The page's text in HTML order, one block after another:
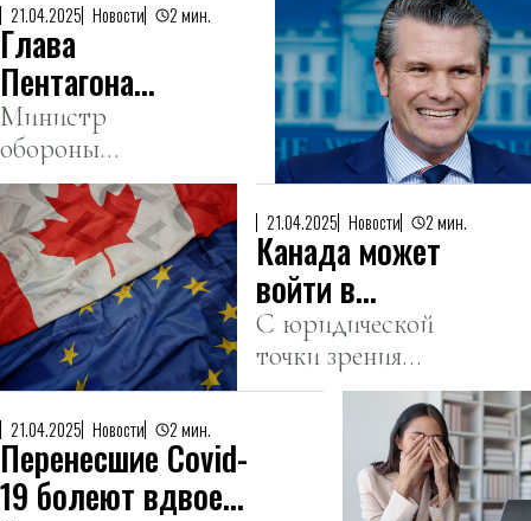
21.04.2025 Новости 2 мин.
Глава
Пентагона
делился
планами
ударов по
хуситам с
женой и
братом
Министр
обороны
отправлял
данные в чат в
Signal.
21.04.2025 Новости 2 мин.
Канада может
войти в
состав ЕС
С юридической
точки зрения
понятие
«европейское
государство» не
закреплено и не
21.04.2025 Новости 2 мин.
Перенесшие Covid-
19 болеют вдвое